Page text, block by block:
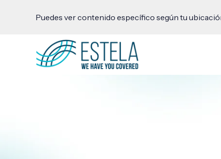
Puedes ver contenido específico según tu